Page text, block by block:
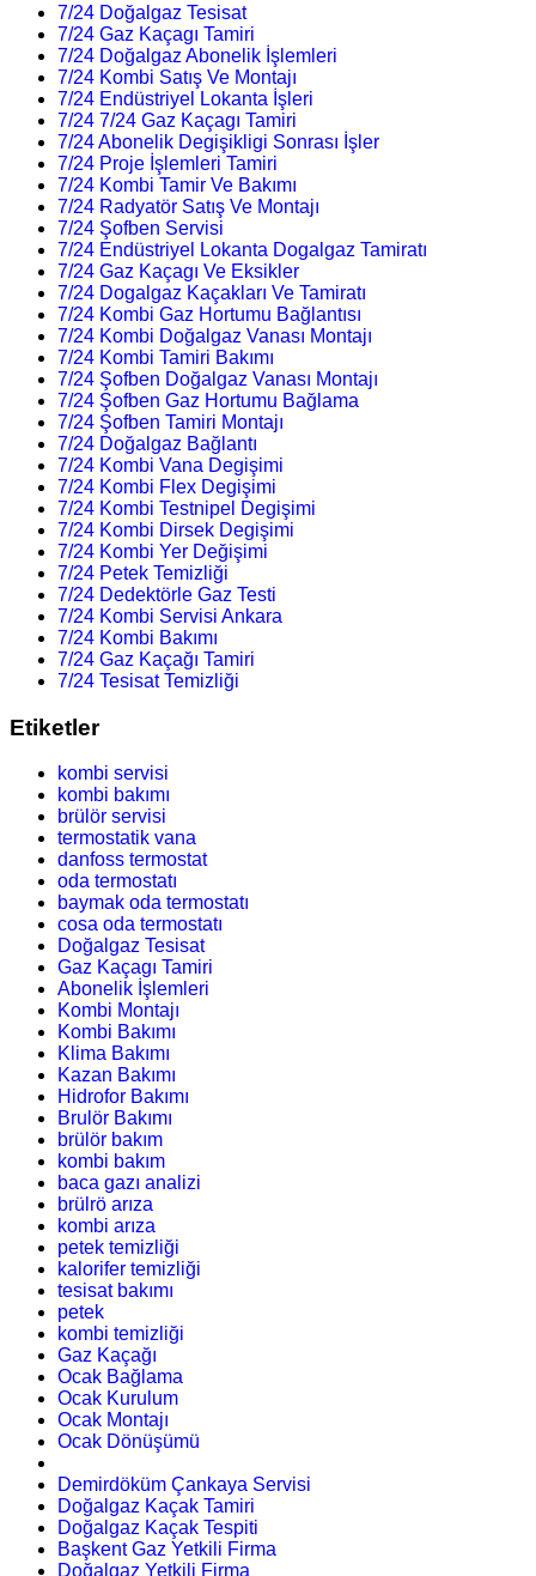
7/24 Doğalgaz Tesisat
7/24 Gaz Kaçagı Tamiri
7/24 Doğalgaz Abonelik İşlemleri
7/24 Kombi Satış Ve Montajı
7/24 Endüstriyel Lokanta İşleri
7/24 7/24 Gaz Kaçagı Tamiri
7/24 Abonelik Degişikligi Sonrası İşler
7/24 Proje İşlemleri Tamiri
7/24 Kombi Tamir Ve Bakımı
7/24 Radyatör Satış Ve Montajı
7/24 Şofben Servisi
7/24 Endüstriyel Lokanta Dogalgaz Tamiratı
7/24 Gaz Kaçagı Ve Eksikler
7/24 Dogalgaz Kaçakları Ve Tamiratı
7/24 Kombi Gaz Hortumu Bağlantısı
7/24 Kombi Doğalgaz Vanası Montajı
7/24 Kombi Tamiri Bakımı
7/24 Şofben Doğalgaz Vanası Montajı
7/24 Şofben Gaz Hortumu Bağlama
7/24 Şofben Tamiri Montajı
7/24 Doğalgaz Bağlantı
7/24 Kombi Vana Degişimi
7/24 Kombi Flex Degişimi
7/24 Kombi Testnipel Degişimi
7/24 Kombi Dirsek Degişimi
7/24 Kombi Yer Değişimi
7/24 Petek Temizliği
7/24 Dedektörle Gaz Testi
7/24 Kombi Servisi Ankara
7/24 Kombi Bakımı
7/24 Gaz Kaçağı Tamiri
7/24 Tesisat Temizliği
Etiketler
kombi servisi
kombi bakımı
brülör servisi
termostatik vana
danfoss termostat
oda termostatı
baymak oda termostatı
cosa oda termostatı
Doğalgaz Tesisat
Gaz Kaçagı Tamiri
Abonelik İşlemleri
Kombi Montajı
Kombi Bakımı
Klima Bakımı
Kazan Bakımı
Hidrofor Bakımı
Brulör Bakımı
brülör bakım
kombi bakım
baca gazı analizi
brülrö arıza
kombi arıza
petek temizliği
kalorifer temizliği
tesisat bakımı
petek
kombi temizliği
Gaz Kaçağı
Ocak Bağlama
Ocak Kurulum
Ocak Montajı
Ocak Dönüşümü
Demirdöküm Çankaya Servisi
Doğalgaz Kaçak Tamiri
Doğalgaz Kaçak Tespiti
Başkent Gaz Yetkili Firma
Doğalgaz Yetkili Firma